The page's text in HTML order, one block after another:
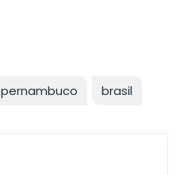
pernambuco brasil